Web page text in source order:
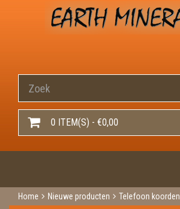
0 ITEM(S) - €0,00
Home Nieuwe producten
Telefoon koorden